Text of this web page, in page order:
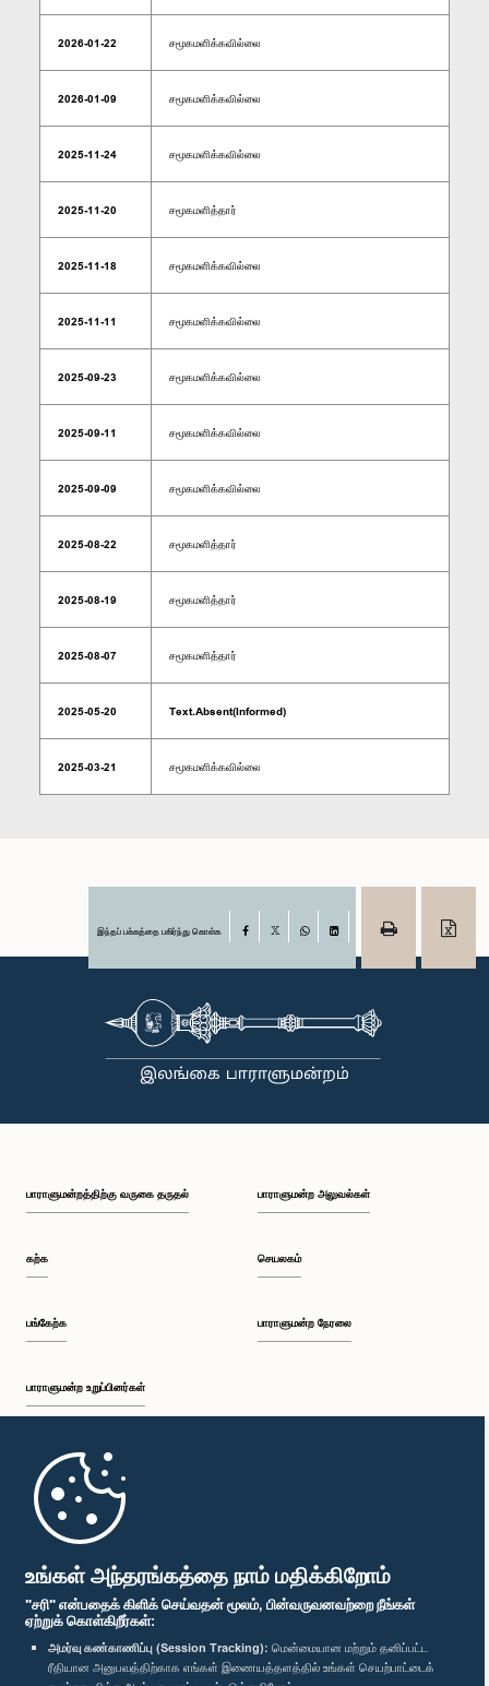
உங்கள் அந்தரங்கத்தை நாம் மதிக்கிறோம்
"சரி" என்பதைக் கிளிக் செய்வதன் மூலம், பின்வருவனவற்றை நீங்கள்
ஏற்றுக் கொள்கிறீர்கள்:
அமர்வு கண்காணிப்பு (Session Tracking): மென்மையான மற்றும் தனிப்பட்ட
ரீதியான அனுபவத்திற்காக எங்கள் இணையத்தளத்தில் உங்கள் செயற்பாட்டைக்
2026-01-22 சமூகமளிக்கவில்லை
2026-01-09 சமூகமளிக்கவில்லை
2025-11-24 சமூகமளிக்கவில்லை
2025-11-20 சமூகமளித்தார்
2025-11-18 சமூகமளிக்கவில்லை
2025-11-11 சமூகமளிக்கவில்லை
2025-09-23 சமூகமளிக்கவில்லை
2025-09-11 சமூகமளிக்கவில்லை
2025-09-09 சமூகமளிக்கவில்லை
2025-08-22 சமூகமளித்தார்
2025-08-19 சமூகமளித்தார்
2025-08-07 சமூகமளித்தார்
2025-05-20 Text.Absent(Informed)
2025-03-21 சமூகமளிக்கவில்லை
இந்தப் பக்கத்தை பகிர்ந்து கொள்க Facebook
பாராளுமன்றத்திற்கு வருகை தருதல்
கற்க
பங்கேற்க
பாராளுமன்ற உறுப்பினர்கள்
முதற்பக்கம்
பாராளுமன்ற அலுவல்கள்
செயலகம்
பாராளுமன்ற நேரலை
பாராளுமன்ற கையடக்க செயலி
எம்மை பின்தொடர்க :